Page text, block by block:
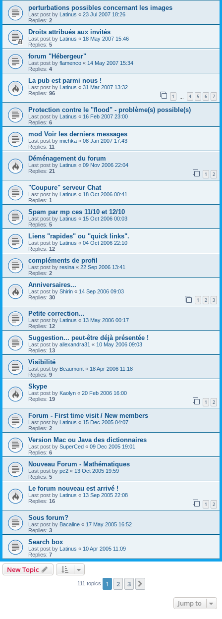
perturbations possibles concernant les images
Last post by Latinus « 23 Jul 2007 18:26
Replies: 2
Droits attribués aux invités
Last post by Latinus « 18 May 2007 15:46
Replies: 5
forum "Hébergeur"
Last post by flamenco « 14 May 2007 15:34
Replies: 4
La pub est parmi nous !
Last post by Latinus « 31 Mar 2007 13:32
Replies: 96 1 4 5 6 7
Protection contre le "flood" - problème(s) possible(s)
Last post by Latinus « 16 Feb 2007 23:00
Replies: 6
mod Voir les derniers messages
Last post by michka « 08 Jan 2007 17:43
Replies: 11
Déménagement du forum
Last post by Latinus « 09 Nov 2006 22:04
Replies: 21 1 2
"Coupure" serveur Chat
Last post by Latinus « 18 Oct 2006 00:41
Replies: 1
Spam par mp ces 11/10 et 12/10
Last post by Latinus « 15 Oct 2006 00:03
Replies: 5
Liens "rapides" ou "quick links".
Last post by Latinus « 04 Oct 2006 22:10
Replies: 12
compléments de profil
Last post by resina « 22 Sep 2006 13:41
Replies: 2
Anniversaires...
Last post by Shirin « 14 Sep 2006 09:03
Replies: 30 1 2 3
Petite correction...
Last post by Latinus « 13 May 2006 00:17
Replies: 12
Suggestion... peut-être déjà présentée !
Last post by allexandra31 « 10 May 2006 09:03
Replies: 13
Visibilité
Last post by Beaumont « 18 Apr 2006 11:18
Replies: 9
Skype
Last post by Kaolyn « 20 Feb 2006 16:00
Replies: 19 1 2
Forum - First time visit / New members
Last post by Latinus « 15 Dec 2005 04:07
Replies: 2
Version Mac ou Java des dictionnaires
Last post by SuperCed « 09 Dec 2005 19:01
Replies: 6
Nouveau Forum - Mathématiques
Last post by pc2 « 13 Oct 2005 19:59
Replies: 5
Le forum nouveau est arrivé !
Last post by Latinus « 13 Sep 2005 22:08
Replies: 16 1 2
Sous forum?
Last post by Bacaline « 17 May 2005 16:52
Replies: 3
Search box
Last post by Latinus « 10 Apr 2005 11:09
Replies: 7
New Topic
111 topics 1 2 3
Jump to